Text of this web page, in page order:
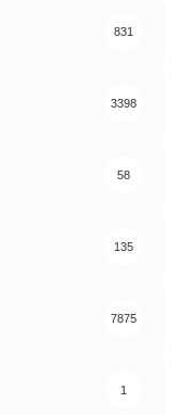
831
3398
58
135
7875
1